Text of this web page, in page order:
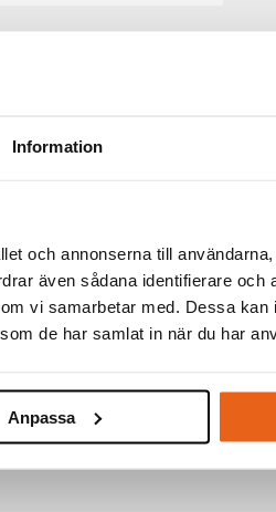
Information
och annonserna till
även sådana identifierare och
vi samarbetar med. Dessa
de har samlat in när du har
Anpassa